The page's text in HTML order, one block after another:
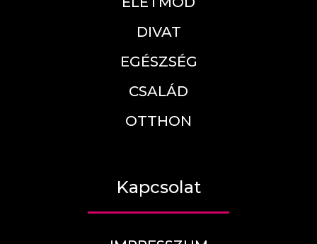
DIVAT
EGÉSZSÉG
CSALÁD
OTTHON
Kapcsolat